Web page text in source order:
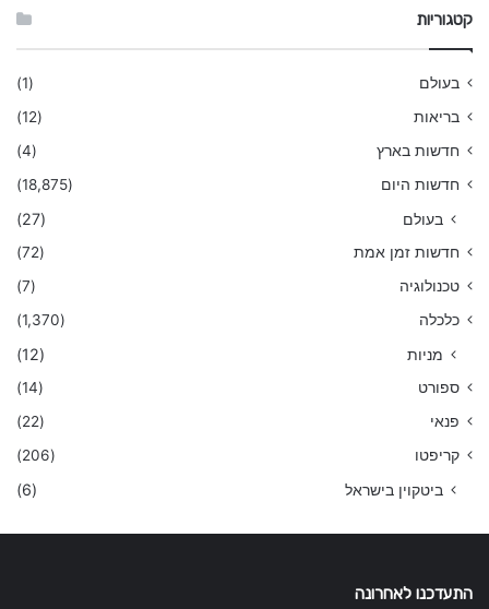
קטגוריות
בעולם
(1)
בריאות
(12)
חדשות בארץ
(4)
חדשות היום
(18,875)
בעולם (27)
חדשות זמן אמת
(72)
טכנולוגיה
(7)
כלכלה
(1,370)
מניות (12)
ספורט
(14)
פנאי
(22)
קריפטו
(206)
ביטקוין בישראל (6)
התעדכנו לאחרונה